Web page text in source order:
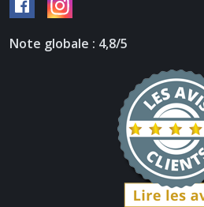
Note globale : 4,8/5